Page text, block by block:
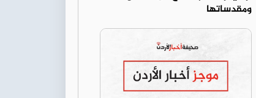
ومقدساتها